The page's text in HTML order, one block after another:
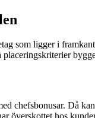
som ligger i
placeringskriterier
chefsbonusar. Då